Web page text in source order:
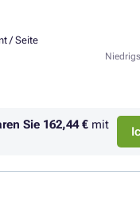
/ Seite
Sie 162,44 € mit